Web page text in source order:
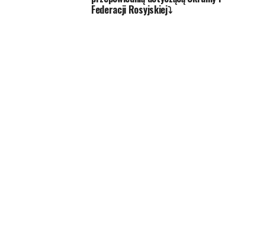
Federacji Rosyjskiej⤵